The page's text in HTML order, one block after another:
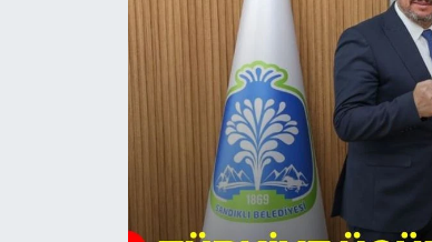
11:11 MANŞET